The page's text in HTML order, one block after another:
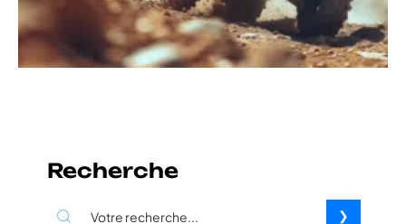
Recherche